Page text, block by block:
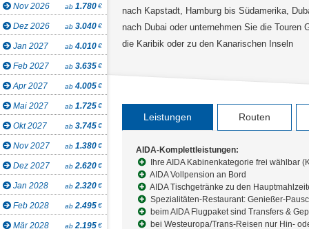
Nov 2026 ab 1.780€
Dez 2026 ab 3.040€
Jan 2027 ab 4.010€
Feb 2027 ab 3.635€
Apr 2027 ab 4.005€
Mai 2027 ab 1.725€
Okt 2027 ab 3.745€
Nov 2027 ab 1.380€
Dez 2027 ab 2.620€
Jan 2028 ab 2.320€
Feb 2028 ab 2.495€
Mär 2028 ab 2.195€
nach Kapstadt, Hamburg bis Südamerika,
nach Dubai oder unternehmen Sie die Touren
die Karibik oder zu den Kanarischen Inseln
Leistungen Routen
AIDA-Komplettleistungen:
Ihre AIDA Kabinenkategorie frei wählbar
AIDA Vollpension an Bord
AIDA Tischgetränke zu den
Spezialitäten-Restaurant: Genießer-
beim AIDA Flugpaket sind Transfers &
bei Westeuropa/Trans-Reisen nur Hin-